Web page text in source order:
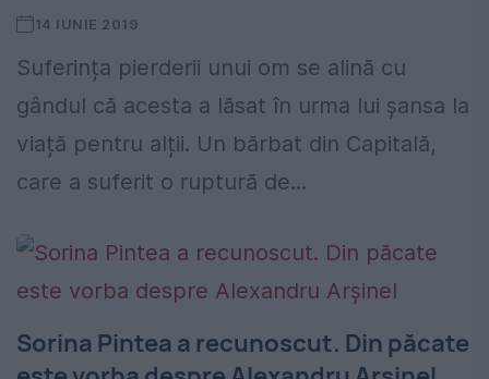
14 IUNIE 2019
Suferința pierderii unui om se alină cu
gândul că acesta a lăsat în urma lui șansa la
viață pentru alții. Un bărbat din Capitală,
care a suferit o ruptură de...
Sorina Pintea a recunoscut. Din păcate